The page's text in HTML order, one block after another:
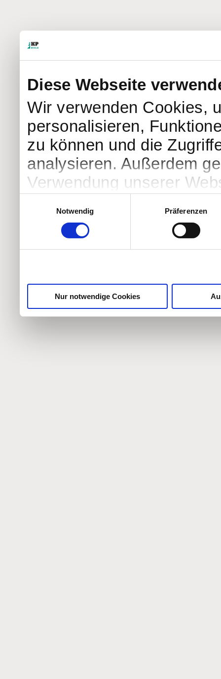
Diese Webseite
Wir verwenden Cookies,
personalisieren,
zu können und die
analysieren. Außerdem
Verwendung unserer
Partner führen diese
weiteren Daten
Notwendig
Präferenzen
Nur notwendige Cookies